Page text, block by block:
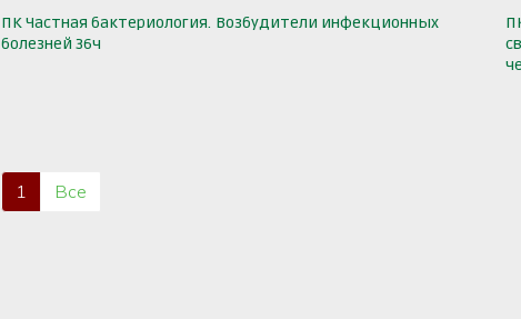
ПК Частная бактериология. Возбудители инфекционных
болезней 36ч
1 Все